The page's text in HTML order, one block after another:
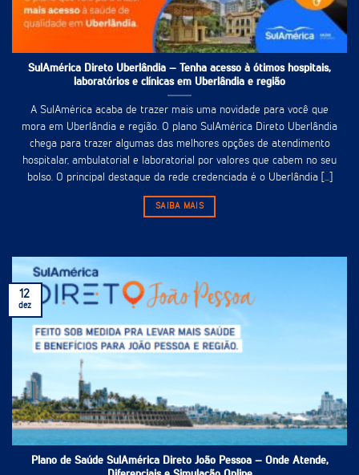
SulAmérica Direto Uberlândia – Tenha acesso à ótimos hospitais,
laboratórios e clínicas em Uberlândia e região
A SulAmérica acaba de trazer mais uma novidade para você que
mora em Uberlândia e região. O plano SulAmérica Direto Uberlândia
chega para trazer algumas das melhores opções de atendimento
hospitalar, ambulatorial e laboratorial por valores que cabem no seu
bolso. O principal destaque da rede credenciada é o Uberlândia [...]
SAIBA MAIS
Plano de Saúde SulAmérica Direto João Pessoa – Onde Atende,
12
dez